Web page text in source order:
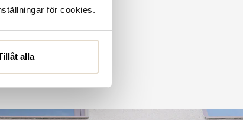
för cookies.
alla